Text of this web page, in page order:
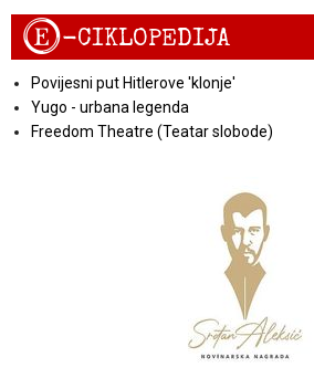
E-CIKLOPEDIJA
Povijesni put Hitlerove 'klonje'
Yugo - urbana legenda
Freedom Theatre (Teatar slobode)